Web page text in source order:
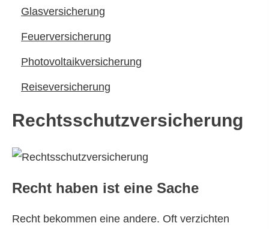
Glasversicherung
Feuerversicherung
Photo­voltaik­ver­si­che­rung
Reiseversicherung
Rechts­schutz­ver­si­che­rung
Recht haben ist eine Sache
Recht bekommen eine andere. Oft verzichten